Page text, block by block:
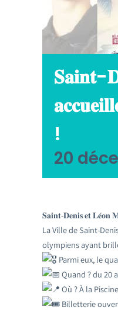
𝐒𝐚𝐢𝐧𝐭-
!
20
𝐒𝐚𝐢𝐧𝐭-𝐃𝐞𝐧𝐢𝐬 𝐞𝐭 𝐋𝐞́𝐨𝐧
La Ville de Saint-
olympiens ayant
Parmi eux, le
Quand ? du 20
Où ? À la
Billetterie